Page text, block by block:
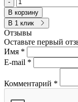
-
В корзину
В 1 клик
Отзывы
Оставьте первый
Имя *
E-mail *
Комментарий *